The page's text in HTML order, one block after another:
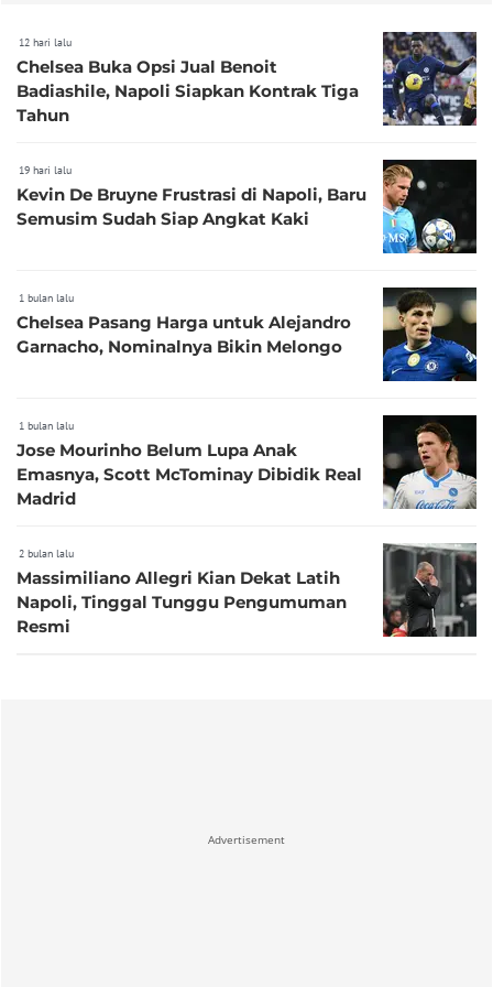
12 hari lalu
Chelsea Buka Opsi Jual Benoit
Badiashile, Napoli Siapkan Kontrak Tiga
Tahun
19 hari lalu
Kevin De Bruyne Frustrasi di Napoli, Baru
Semusim Sudah Siap Angkat Kaki
1 bulan lalu
Chelsea Pasang Harga untuk Alejandro
Garnacho, Nominalnya Bikin Melongo
1 bulan lalu
Jose Mourinho Belum Lupa Anak
Emasnya, Scott McTominay Dibidik Real
Madrid
2 bulan lalu
Massimiliano Allegri Kian Dekat Latih
Napoli, Tinggal Tunggu Pengumuman
Resmi
Advertisement